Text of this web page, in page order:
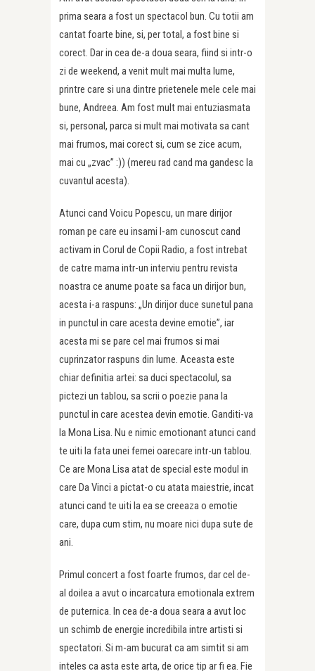
prima seara a fost un spectacol bun. Cu totii am
cantat foarte bine, si, per total, a fost bine si
corect. Dar in cea de-a doua seara, fiind si intr-o
zi de weekend, a venit mult mai multa lume,
printre care si una dintre prietenele mele cele mai
bune, Andreea. Am fost mult mai entuziasmata
si, personal, parca si mult mai motivata sa cant
mai frumos, mai corect si, cum se zice acum,
mai cu „zvac” :)) (mereu rad cand ma gandesc la
cuvantul acesta).
Atunci cand Voicu Popescu, un mare dirijor
roman pe care eu insami l-am cunoscut cand
activam in Corul de Copii Radio, a fost intrebat
de catre mama intr-un interviu pentru revista
noastra ce anume poate sa faca un dirijor bun,
acesta i-a raspuns: „Un dirijor duce sunetul pana
in punctul in care acesta devine emotie”, iar
acesta mi se pare cel mai frumos si mai
cuprinzator raspuns din lume. Aceasta este
chiar definitia artei: sa duci spectacolul, sa
pictezi un tablou, sa scrii o poezie pana la
punctul in care acestea devin emotie. Ganditi-va
la Mona Lisa. Nu e nimic emotionant atunci cand
te uiti la fata unei femei oarecare intr-un tablou.
Ce are Mona Lisa atat de special este modul in
care Da Vinci a pictat-o cu atata maiestrie, incat
atunci cand te uiti la ea se creeaza o emotie
care, dupa cum stim, nu moare nici dupa sute de
ani.
Primul concert a fost foarte frumos, dar cel de-
al doilea a avut o incarcatura emotionala extrem
de puternica. In cea de-a doua seara a avut loc
un schimb de energie incredibila intre artisti si
spectatori. Si m-am bucurat ca am simtit si am
inteles ca asta este arta, de orice tip ar fi ea. Fie